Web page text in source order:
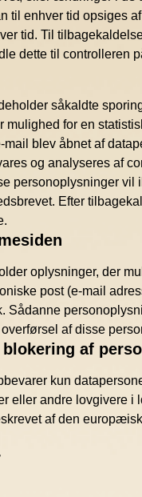
til enhver tid opsiges
tid. Til
dette til controlleren
såkaldte
mulighed for en
blev åbnet af
og analyseres af
personoplysninger
Efter
oplysninger, der
post (e-mail
Sådanne
af disse
af
kun
eller andre lovgivere i
af den